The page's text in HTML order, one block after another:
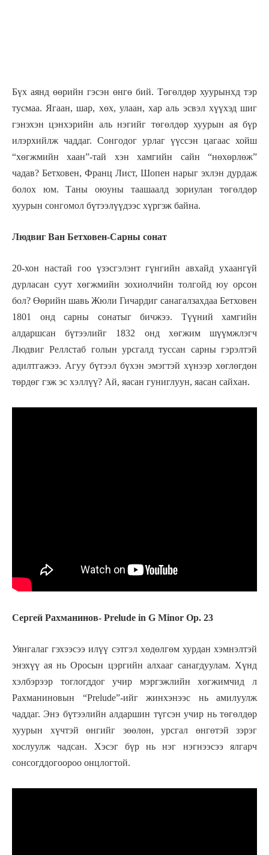
Бүх аянд өөрийн гэсэн өнгө бий. Төгөлдөр хуурынхд тэр
тусмаа. Ягаан, шар, хөх, улаан, хар аль эсвэл хүүхэд шиг
гэнэхэн цэнхэрийн аль нэгийг төгөлдөр хуурын ая бүр
илэрхийлж чаддаг. Сонгодог урлаг үүссэн цагаас хойш
“хөгжмийн хаан”-тай хэн хамгийн сайн “нөхөрлөж”
чадав? Бетховен, Франц Лист, Шопен нарыг эхлэн дурдаж
болох юм. Таны оюуны таашаалд зориулан төгөлдөр
хуурын сонгомол бүтээлүүдээс хүргэж байна.
Людвиг Ван Бетховен-Сарны сонат
20-хон настай гоо үзэсгэлэнт гүнгийн авхайд ухаангүй
дурласан суут хөгжмийн зохиолчийн толгойд юу орсон
бол? Өөрийн шавь Жюли Гичардиг санагалзахдаа Бетховен
1801 онд сарны сонатыг бичжээ. Түүний хамгийн
алдаршсан бүтээлийг 1832 онд хөгжим шүүмжлэгч
Людвиг Реллстаб голын урсгалд туссан сарны гэрэлтэй
адилтгажээ. Агуу бүтээл бүхэн эмэгтэй хүнээр хөглөгдөн
төрдөг гэж эс хэллүү? Ай, яасан гуниглуун, яасан сайхан.
Сергей Рахманинов- Prelude in G Minor Op. 23
Уянгалаг гэхээсээ илүү сэтгэл хөдөлгөм хурдан хэмнэлтэй
энэхүү ая нь Оросын цэргийн алхааг санагдуулам. Хүнд
хэлбэрээр тоглогддог учир мэргэжлийн хөгжимчид л
Рахманиновын “Prelude”-ийг жинхэнээс нь амилуулж
чаддаг. Энэ бүтээлийн алдаршин түгсэн учир нь төгөлдөр
хуурын хүчтэй өнгийг зөөлөн, урсгал өнгөтэй зэрэг
хослуулж чадсан. Хэсэг бүр нь нэг нэгнээсээ ялгарч
сонсогддогоороо онцлогтой.